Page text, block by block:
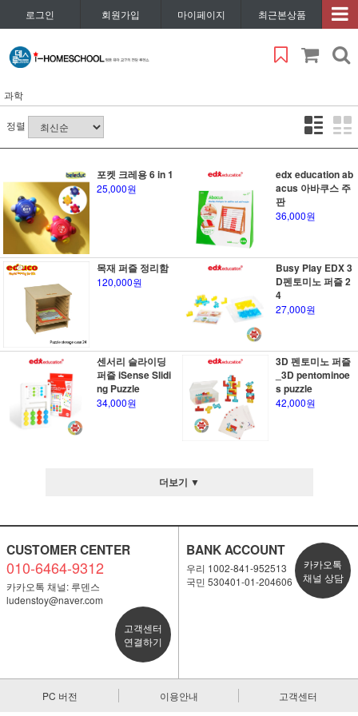
로그인 회원가입 마이페이지 최근본상품
과학
정렬
포켓 크레용 6 in 1
25,000원
edx education ab
acus 아바쿠스 주
판
36,000원
목재 퍼즐 정리함
120,000원
Busy Play EDX 3
D펜토미노 퍼즐 2
4
27,000원
센서리 슬라이딩
퍼즐 iSense Slidi
ng Puzzle
34,000원
3D 펜토미노 퍼즐
_3D pentominoe
s puzzle
42,000원
더보기 ▼
CUSTOMER CENTER
010-6464-9312
카카오톡 채널: 루덴스
ludenstoy@naver.com
고객센터
연결하기
BANK ACCOUNT
우리 1002-841-952513
국민 530401-01-204606
카카오톡
채널 상담
PC 버전 이용안내 고객센터